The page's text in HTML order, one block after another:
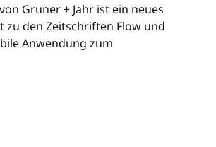
Gruner + Jahr ist ein neues
zu den Zeitschriften Flow und
Anwendung zum